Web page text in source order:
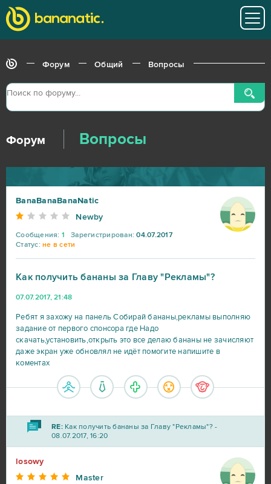
Форум Общий Вопросы
Форум Вопросы
BanaBanaBanaNatic
Newby
Сообщения: 1 Зарегистрирован: 04.07.2017
Статус: не в сети
Как получить бананы за Главу "Рекламы"?
07.07.2017, 21:48
Ребят я захожу на панель Собирай бананы,рекламы выполняю
задание от первого спонсора где Надо
скачать,установить,открыть это все делаю бананы не зачисляют
даже экран уже обновлял не идёт помогите напишите в
коментах
RE:Как получить бананы за Главу "Рекламы"? -
08.07.2017, 16:20
losowy
Master